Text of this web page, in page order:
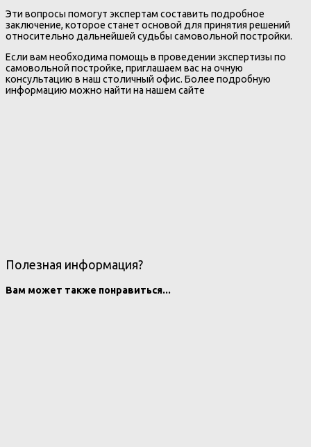
Эти вопросы помогут экспертам составить подробное
заключение, которое станет основой для принятия решений
относительно дальнейшей судьбы самовольной постройки.
Если вам необходима помощь в проведении экспертизы по
самовольной постройке, приглашаем вас на очную
консультацию в наш столичный офис. Более подробную
информацию можно найти на нашем сайте
Полезная информация?
Вам может также понравиться...